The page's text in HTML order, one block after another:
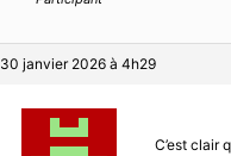
30 janvier 2026 à 4h29
C’est clair